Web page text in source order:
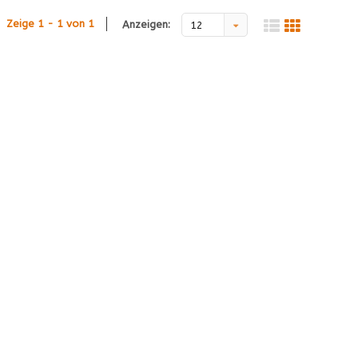
Zeige 1 - 1 von 1 Anzeigen: 12